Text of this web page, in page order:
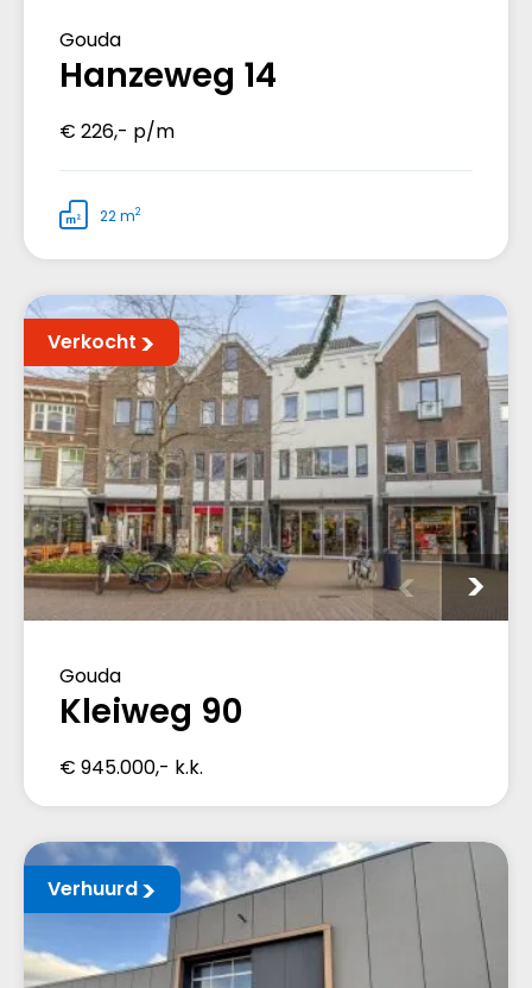
Gouda
Hanzeweg 14
€ 226,- p/m
22 m2
Verkocht
Gouda
Kleiweg 90
€ 945.000,- k.k.
Verhuurd